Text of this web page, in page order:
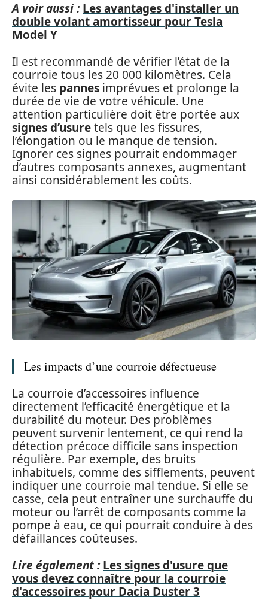
A voir aussi : Les avantages d'installer un
double volant amortisseur pour Tesla
Model Y
Il est recommandé de vérifier l’état de la
courroie tous les 20 000 kilomètres. Cela
évite les pannes imprévues et prolonge la
durée de vie de votre véhicule. Une
attention particulière doit être portée aux
signes d’usuretels que les fissures,
l’élongation ou le manque de tension.
Ignorer ces signes pourrait endommager
d’autres composants annexes, augmentant
ainsi considérablement les coûts.
Les impacts d’une courroie défectueuse
La courroie d’accessoires influence
directement l’efficacité énergétique et la
durabilité du moteur. Des problèmes
peuvent survenir lentement, ce qui rend la
détection précoce difficile sans inspection
régulière. Par exemple, des bruits
inhabituels, comme des sifflements, peuvent
indiquer une courroie mal tendue. Si elle se
casse, cela peut entraîner une surchauffe du
moteur ou l’arrêt de composants comme la
pompe à eau, ce qui pourrait conduire à des
défaillances coûteuses.
Lire également : Les signes d'usure que
vous devez connaître pour la courroie
d'accessoires pour Dacia Duster 3